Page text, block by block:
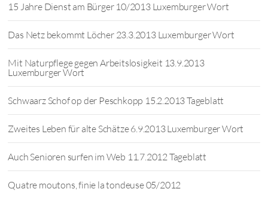
15 Jahre Dienst am Bürger 10/2013 Luxemburger Wort
Das Netz bekommt Löcher 23.3.2013 Luxemburger Wort
Mit Naturpflege gegen Arbeitslosigkeit 13.9.2013
Luxemburger Wort
Schwaarz Schof op der Peschkopp 15.2.2013 Tageblatt
Zweites Leben für alte Schätze 6.9.2013 Luxemburger Wort
Auch Senioren surfen im Web 11.7.2012 Tageblatt
Quatre moutons, finie la tondeuse 05/2012